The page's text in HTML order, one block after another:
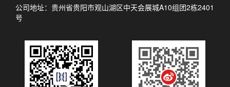
公司地址：贵州省贵阳市观山湖区中天会展城A10组团2栋2401
号